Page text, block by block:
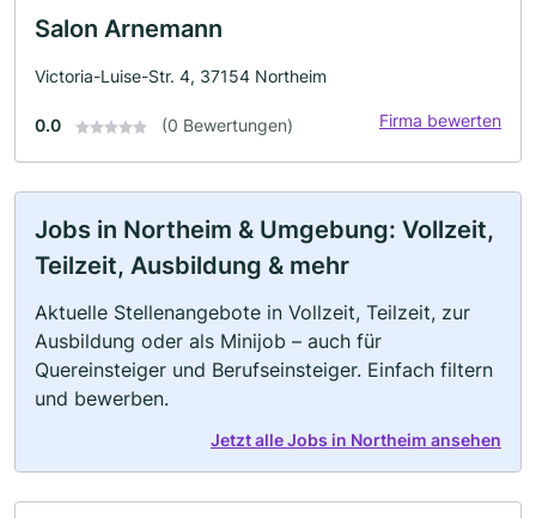
Salon Arnemann
Victoria-Luise-Str. 4, 37154 Northeim
0.0 (0 Bewertungen) Firma bewerten
Jobs in Northeim & Umgebung: Vollzeit,
Teilzeit, Ausbildung & mehr
Aktuelle Stellenangebote in Vollzeit, Teilzeit, zur
Ausbildung oder als Minijob – auch für
Quereinsteiger und Berufseinsteiger. Einfach filtern
und bewerben.
Jetzt alle Jobs in Northeim ansehen